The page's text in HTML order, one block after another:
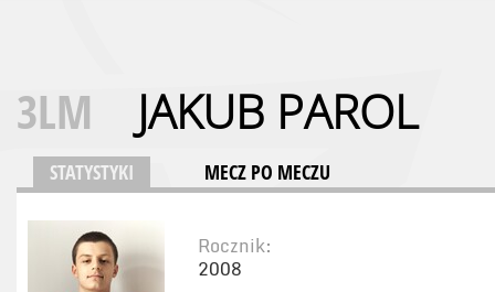
3LM JAKUB PAROL
STATYSTYKI MECZ PO MECZU
Rocznik:
2008